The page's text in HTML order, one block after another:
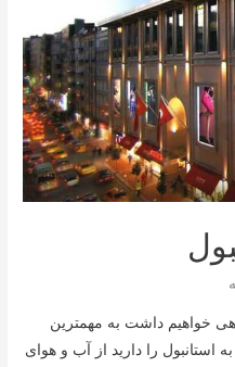
خواهیم داشت به مهمترین
استانبول را دارید از آب و هوای